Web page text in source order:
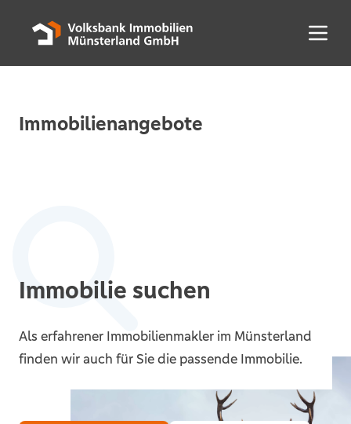
Menü
Immobilienangebote
Immobilie suchen
Als erfahrener Immobilienmakler im Münsterland
finden wir auch für Sie die passende Immobilie.